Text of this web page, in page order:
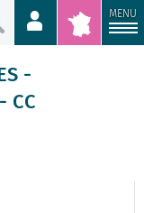
MENU
-
CC